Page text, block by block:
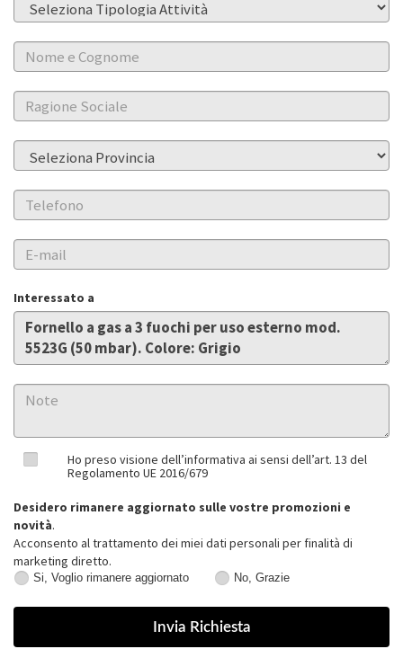
Interessato a
Ho preso visione dell’informativa ai sensi dell’art. 13 del
Regolamento UE 2016/679
Desidero rimanere aggiornato sulle vostre promozioni e
novità.
Acconsento al trattamento dei miei dati personali per finalità di
marketing diretto.
Voglio
Si, Voglio rimanere aggiornato
Grazie
No, Grazie